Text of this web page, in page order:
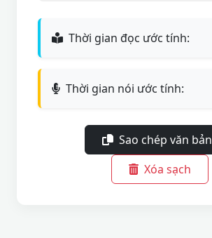
Thời gian đọc ước tính:
Thời gian nói ước tính:
Sao chép văn bản
Xóa sạch